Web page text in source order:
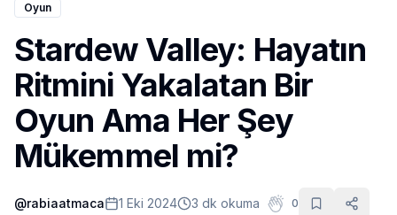
Dünya
Film ve Dizi
Kültür ve Sanat
Sağlık
Siyaset ve Tarih
Oyun
Stardew Valley: Hayatın
Ritmini Yakalatan Bir
Oyun Ama Her Şey
Mükemmel mi?
@rabiaatmaca 1 Eki 2024 3 dk okuma 0